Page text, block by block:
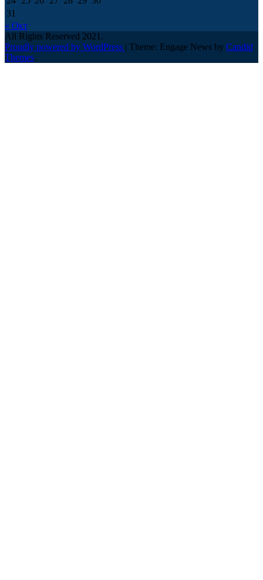
31
« Окт
All Rights Reserved 2021.
Proudly powered by WordPress | Theme: Engage News by Candid
Themes.